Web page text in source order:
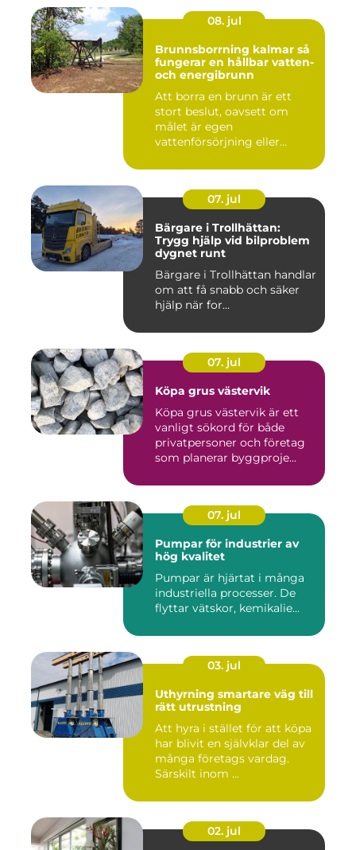
08. jul
Brunnsborrning kalmar så
fungerar en hållbar vatten-
och energibrunn
Att borra en brunn är ett
stort beslut, oavsett om
målet är egen
vattenförsörjning eller
07. jul
Bärgare i Trollhättan:
Trygg hjälp vid bilproblem
dygnet runt
Bärgare i Trollhättan handlar
om att få snabb och säker
hjälp när for...
07. jul
Köpa grus västervik
Köpa grus västervik är ett
vanligt sökord för både
privatpersoner och företag
som planerar byggproje...
07. jul
Pumpar för industrier av
hög kvalitet
Pumpar är hjärtat i många
industriella processer. De
flyttar vätskor, kemikalie...
03. jul
Uthyrning smartare väg till
rätt utrustning
Att hyra i stället för att köpa
har blivit en självklar del av
många företags vardag.
Särskilt inom ...
02. jul